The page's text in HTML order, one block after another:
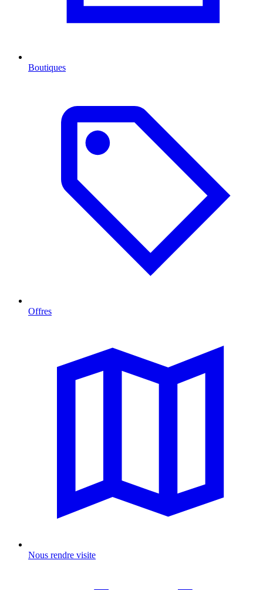
Boutiques
Offres
Nous rendre visite